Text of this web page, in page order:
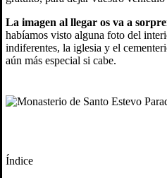
La imagen al llegar os va a
habíamos visto alguna foto del
indiferentes, la iglesia y el
aún más especial si cabe.
Índice